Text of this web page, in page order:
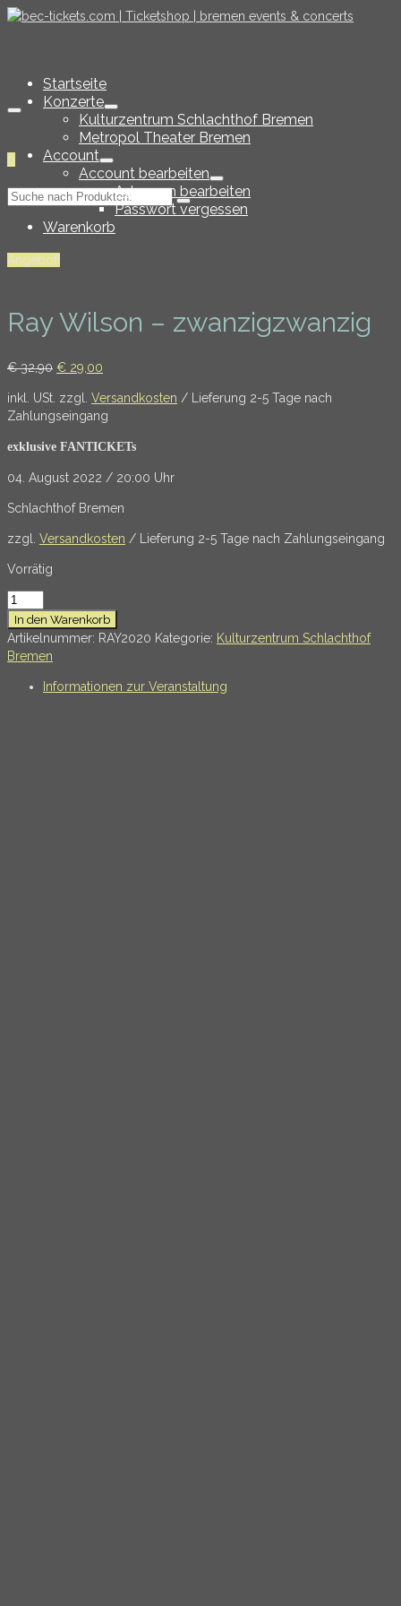
0
Suche
Startseite
Konzerte
Kulturzentrum Schlachthof Bremen
Metropol Theater Bremen
Account
Account bearbeiten
Adressen bearbeiten
Passwort vergessen
Warenkorb
Angebot!
Ray Wilson – zwanzigzwanzig
€32,90 Ursprünglicher
war:
€ 32,90
€ 29,00
ist:
€ 29,00.
inkl. USt. zzgl. Versandkosten / Lieferung 2-5 Tage nach
Zahlungseingang
exklusive FANTICKETs
04. August 2022 / 20:00 Uhr
Schlachthof Bremen
zzgl. Versandkosten / Lieferung 2-5 Tage nach Zahlungseingang
Vorrätig
Ray
Wilson
-
zwanzigzwanzig
In den Warenkorb
Artikelnummer: RAY2020 Kategorie: Kulturzentrum Schlachthof
Bremen
Informationen zur Veranstaltung